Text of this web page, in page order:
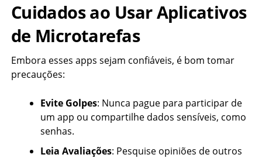
Cuidados ao Usar Aplicativos
de Microtarefas
Embora esses apps sejam confiáveis, é bom tomar
precauções:
Evite Golpes: Nunca pague para participar de
um app ou compartilhe dados sensíveis, como
senhas.
Leia Avaliações: Pesquise opiniões de outros